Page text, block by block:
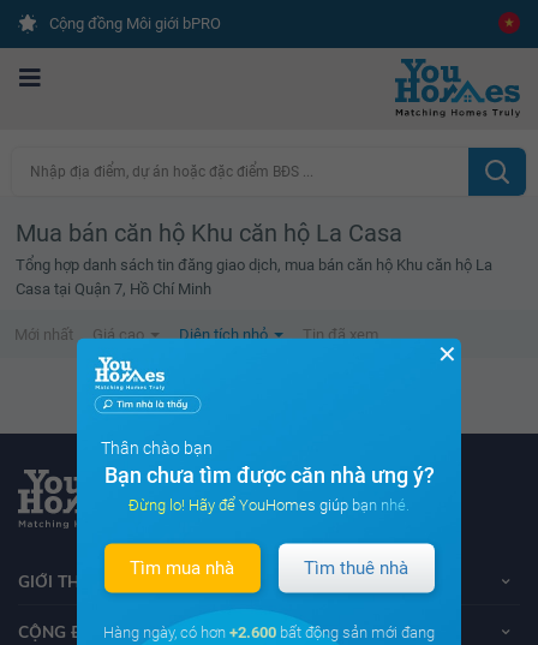
Cộng đồng Môi giới bPRO
Nhập địa điểm, dự án hoặc đặc điểm BĐS ...
Mua bán căn hộ Khu căn hộ La Casa
Tổng hợp danh sách tin đăng giao dịch, mua bán căn hộ Khu căn hộ La
Casa tại Quận 7, Hồ Chí Minh
Mới nhất Giá cao Diện tích nhỏ Tin đã xem
Không tìm thấy tin bất động sản nào
GIỚI THIỆU VỀ YOUHOMES
CỘNG ĐỒNG YOUHOMERS
✕
Thân chào bạn
Bạn chưa tìm được căn nhà ưng ý?
Đừng lo! Hãy để YouHomes giúp bạn nhé.
Tìm mua nhà Tìm thuê nhà
Hàng ngày, có hơn +2.600 bất động sản mới đang